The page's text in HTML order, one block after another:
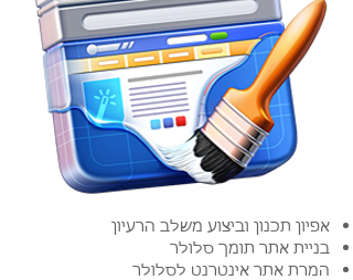
אפיון תכנון וביצוע משלב הרעיון
בניית אתר תומך סלולר
המרת אתר אינטרנט לסלולר